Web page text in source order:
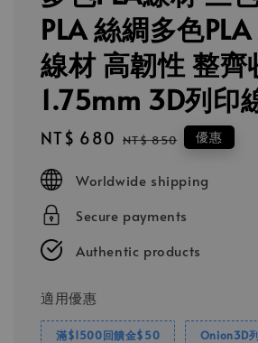
PLA 絲綢多色
線材 高韌性 整齊
1.75mm 3D列印
Sale
NT$ 680 Regular
NT$ 850 優惠
Worldwide shipping
Secure payments
Authentic products
適用優惠
滿$1500回饋金$50 Onion3D